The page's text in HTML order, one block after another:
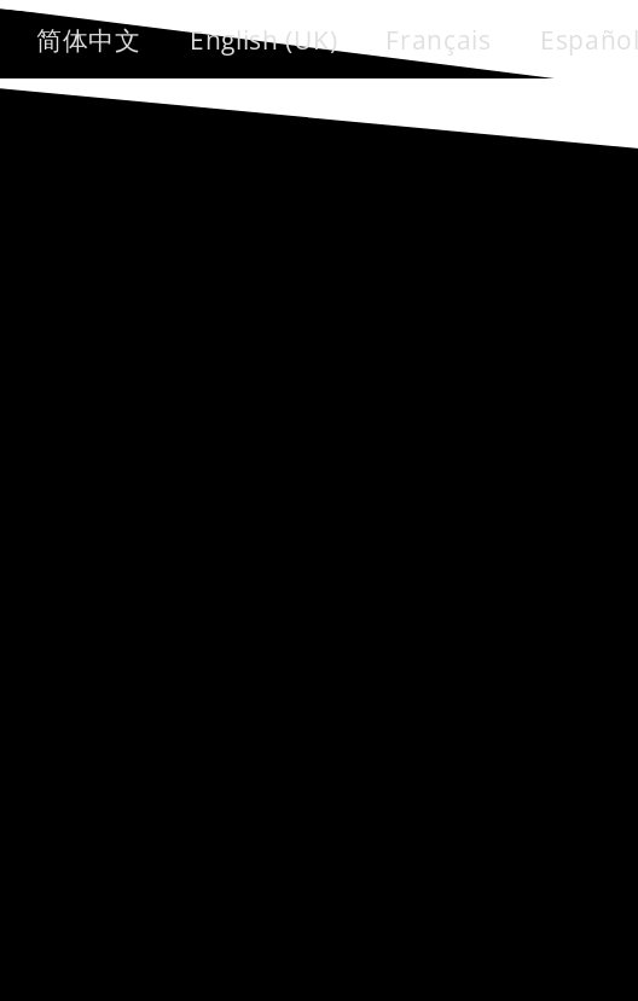
简体中文 English (UK) Français Español